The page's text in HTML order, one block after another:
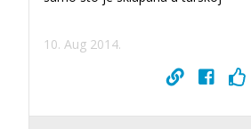
10. Aug 2014.